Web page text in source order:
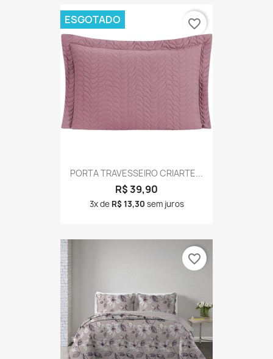
PORTA TRAVESSEIRO CRIARTE...
R$ 39,90
3x de R$ 13,30 sem juros
ESGOTADO favorite_border
favorite_border